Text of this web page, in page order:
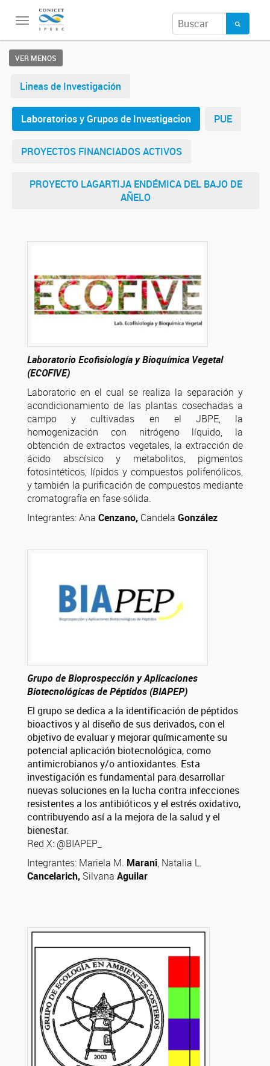
Toggle
VER MENOS
Lineas de Investigación
Laboratorios y Grupos de Investigacion PUE
PROYECTOS FINANCIADOS ACTIVOS
PROYECTO LAGARTIJA ENDÉMICA DEL BAJO DE
AÑELO
Laboratorio Ecofisiología y Bioquímica Vegetal
(ECOFIVE)
Laboratorio en el cual se realiza la separación y
acondicionamiento de las plantas cosechadas a
campo y cultivadas en el JBPE, la
homogenización con nitrógeno líquido, la
obtención de extractos vegetales, la extracción de
ácido abscísico y metabolitos, pigmentos
fotosintéticos, lípidos y compuestos polifenólicos,
y también la purificación de compuestos mediante
cromatografía en fase sólida.
Integrantes: Ana Cenzano, Candela González
Grupo de Bioprospección y Aplicaciones
Biotecnológicas de Péptidos (BIAPEP)
El grupo se dedica a la identificación de péptidos
bioactivos y al diseño de sus derivados, con el
objetivo de evaluar y mejorar químicamente su
potencial aplicación biotecnológica, como
antimicrobianos y/o antioxidantes. Esta
investigación es fundamental para desarrollar
nuevas soluciones en la lucha contra infecciones
resistentes a los antibióticos y el estrés oxidativo,
contribuyendo así a la mejora de la salud y el
bienestar.
Red X: @BIAPEP_
Integrantes: Mariela M. Marani, Natalia L.
Cancelarich, Silvana Aguilar